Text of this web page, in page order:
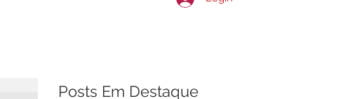
Posts Em Destaque